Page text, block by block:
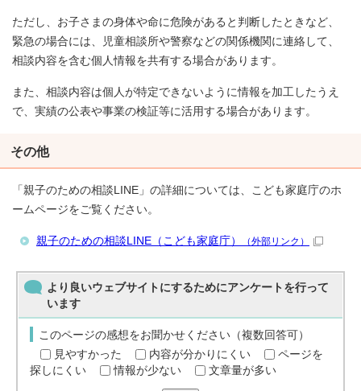
ただし、お子さまの身体や命に危険があると判断したときなど、
緊急の場合には、児童相談所や警察などの関係機関に連絡して、
相談内容を含む個人情報を共有する場合があります。
また、相談内容は個人が特定できないように情報を加工したうえ
で、実績の公表や事業の検証等に活用する場合があります。
その他
「親子のための相談LINE」の詳細については、こども家庭庁のホ
ームページをご覧ください。
親子のための相談LINE（こども家庭庁） （外部リンク）
より良いウェブサイトにするためにアンケートを行って
います
このページの感想をお聞かせください（複数回答可）
見やすかった
内容が分かりにくい
ページを
探しにくい
情報が少ない 文章量が多い